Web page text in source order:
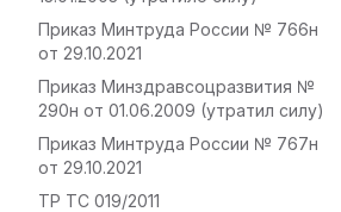
Приказ Минтруда России № 766н
от 29.10.2021
Приказ Минздравсоцразвития №
290н от 01.06.2009 (утратил силу)
Приказ Минтруда России № 767н
от 29.10.2021
ТР ТС 019/2011